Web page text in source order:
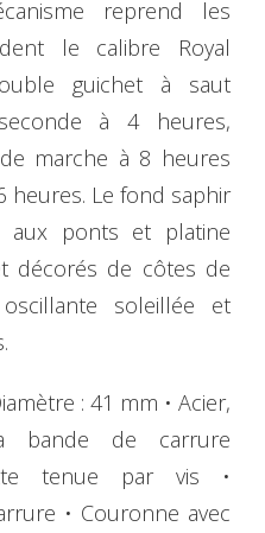
reprend les
le calibre Royal
guichet à saut
à 4 heures,
marche à 8 heures
heures. Le fond saphir
aux ponts et platine
décorés de côtes de
soleillée et
: 41 mm • Acier,
bande de carrure
tenue par vis •
• Couronne avec